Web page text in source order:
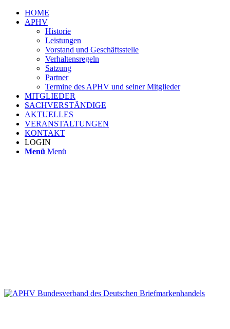
HOME
APHV
Historie
Leistungen
Vorstand und Geschäftsstelle
Verhaltensregeln
Satzung
Partner
Termine des APHV und seiner Mitglieder
MITGLIEDER
SACHVERSTÄNDIGE
AKTUELLES
VERANSTALTUNGEN
KONTAKT
LOGIN
Menü Menü